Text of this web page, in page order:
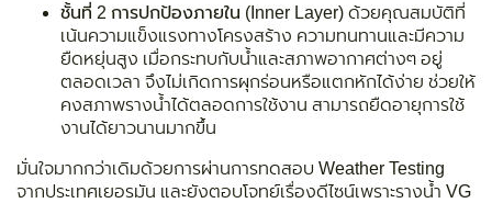
ชั้นที่ 2 การปกป้องภายใน (Inner Layer) ด้วยคุณสมบัติที่
เน้นความแข็งแรงทางโครงสร้าง ความทนทานและมีความ
ยืดหยุ่นสูง เมื่อกระทบกับน้ำและสภาพอากาศต่างๆ อยู่
ตลอดเวลา จึงไม่เกิดการผุกร่อนหรือแตกหักได้ง่าย ช่วยให้
คงสภาพรางน้ำได้ตลอดการใช้งาน สามารถยืดอายุการใช้
งานได้ยาวนานมากขึ้น
มั่นใจมากกว่าเดิมด้วยการผ่านการทดสอบ Weather Testing
จากประเทศเยอรมัน และยังตอบโจทย์เรื่องดีไซน์เพราะรางน้ำ VG